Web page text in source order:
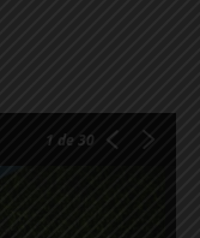
1 de 30